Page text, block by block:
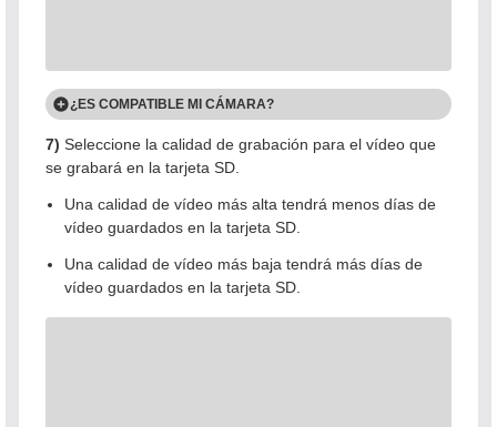
¿ES COMPATIBLE MI CÁMARA?
Las siguientes cámaras son compatibles
7) Seleccione la calidad de grabación para el vídeo que
se grabará en la tarjeta SD.
Una calidad de vídeo más alta tendrá menos días de
vídeo guardados en la tarjeta SD.
Una calidad de vídeo más baja tendrá más días de
vídeo guardados en la tarjeta SD.